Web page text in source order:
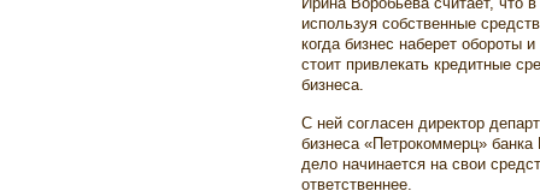
используя собственные
когда бизнес наберет обороты
стоит привлекать кредитные
бизнеса.
С ней согласен директор
бизнеса «Петрокоммерц»
дело начинается на свои
ответственнее.